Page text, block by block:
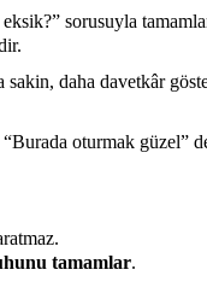
sorusuyla
sakin, daha davetkâr
oturmak güzel”
tamamlar.